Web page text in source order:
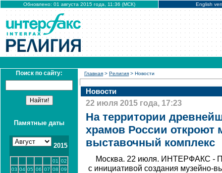
Обновлено: 01 августа 2015 года, 11:36 (МСК) English
Поиск по сайту:
Памятные даты
2015
01
02
03 04 05 06 07 08 09
Главная > Религия > Новости
Новости
22 июля 2015 года, 17:23
На территории
храмов России откроют
выставочный комплекс
Москва. 22 июля. ИНТЕРФАКС -
с инициативой создания музейно-